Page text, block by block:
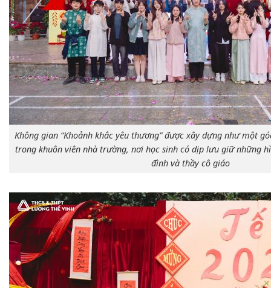
Không gian “Khoảnh khắc yêu thương” được xây dựng như một
trong khuôn viên nhà trường, nơi học sinh có dịp lưu giữ những
đình và thầy cô giáo